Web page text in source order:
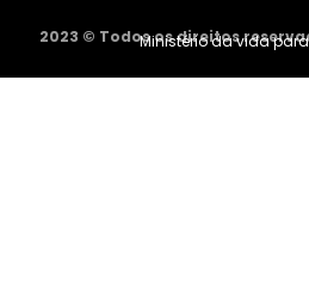
2023 © Todos os direitos
Ministério da vida